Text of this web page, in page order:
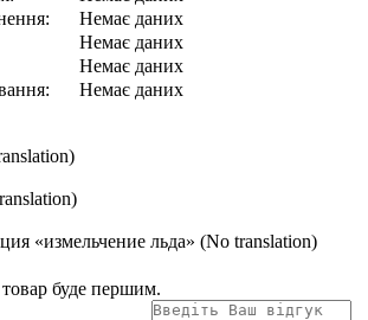
Немає даних
Немає даних
Немає даних
Немає даних
«измельчение льда» (No translation)
буде першим.